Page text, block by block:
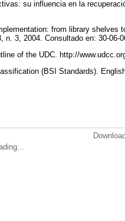
su influencia en la
from library shelves
n. 3, 2004. Consultado en: 30-
of the UDC. http://
(BSI Standards).